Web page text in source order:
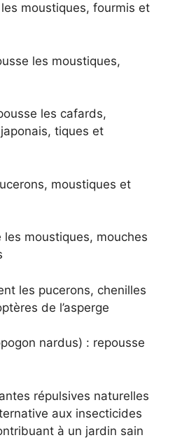
moustiques, fourmis et
les moustiques,
les cafards,
tiques et
moustiques et
les moustiques, mouches
les pucerons, chenilles
de l’asperge
nardus) : repousse
répulsives naturelles
aux insecticides
à un jardin sain